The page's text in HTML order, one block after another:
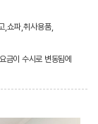
,쇼파,취사용품,
금이 수시로 변동됨에